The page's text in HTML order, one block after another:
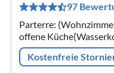
97
Parterre:
offene
Gas)
Kostenfreie